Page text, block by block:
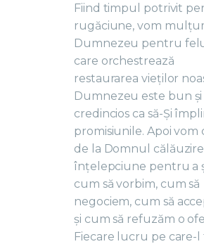
Fiind timpul potrivit
rugăciune, vom
Dumnezeu pentru
care orchestrează
restaurarea vieților
Dumnezeu este bun și
credincios ca să-Și
promisiunile. Apoi vom
de la Domnul călăuzire
înțelepciune pentru a
cum să vorbim, cum să
negociem, cum să
și cum să refuzăm o
Fiecare lucru pe care-l